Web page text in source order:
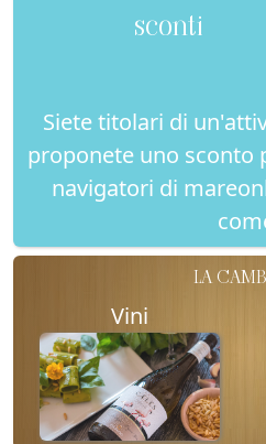
sconti
Siete titolari di
proponete uno sconto
navigatori di
LA
Vini